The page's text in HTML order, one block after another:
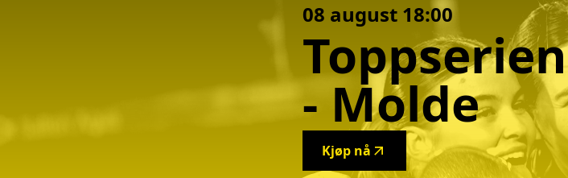
08 august 18:00
Toppserien
- Molde
Kjøp nå